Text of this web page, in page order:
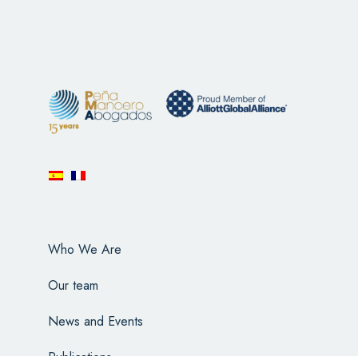
Who We Are
Our team
News and Events